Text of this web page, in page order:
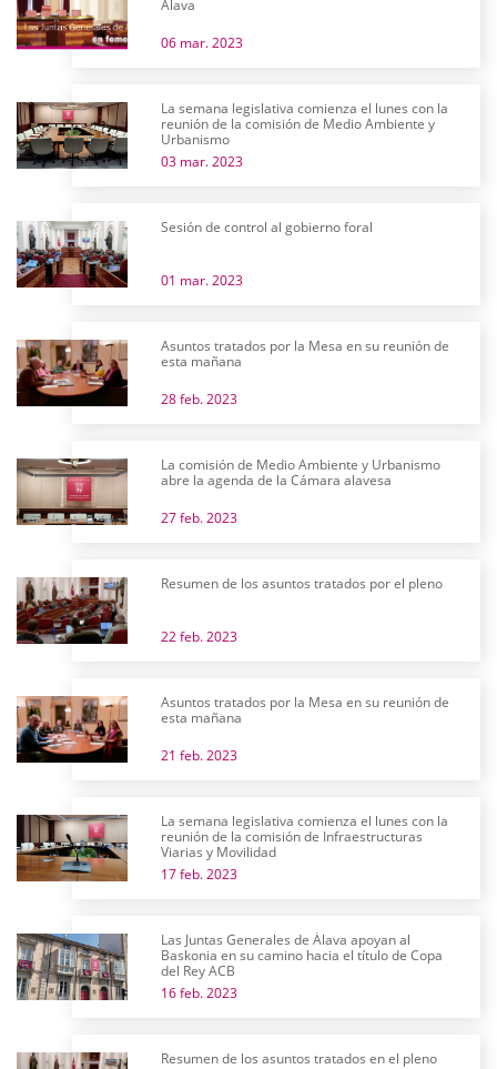
Álava
06 mar. 2023
La semana legislativa comienza el lunes con la
reunión de la comisión de Medio Ambiente y
Urbanismo
03 mar. 2023
Sesión de control al gobierno foral
01 mar. 2023
Asuntos tratados por la Mesa en su reunión de
esta mañana
28 feb. 2023
La comisión de Medio Ambiente y Urbanismo
abre la agenda de la Cámara alavesa
27 feb. 2023
Resumen de los asuntos tratados por el pleno
22 feb. 2023
Asuntos tratados por la Mesa en su reunión de
esta mañana
21 feb. 2023
La semana legislativa comienza el lunes con la
reunión de la comisión de Infraestructuras
Viarias y Movilidad
17 feb. 2023
Las Juntas Generales de Álava apoyan al
Baskonia en su camino hacia el título de Copa
del Rey ACB
16 feb. 2023
Resumen de los asuntos tratados en el pleno